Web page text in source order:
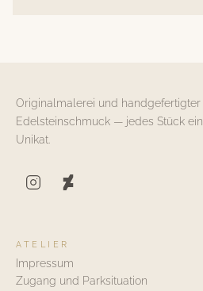
Originalmalerei und handgefertigter
Edelsteinschmuck — jedes Stück ein
Unikat.
ATELIER
Impressum
Zugang und Parksituation